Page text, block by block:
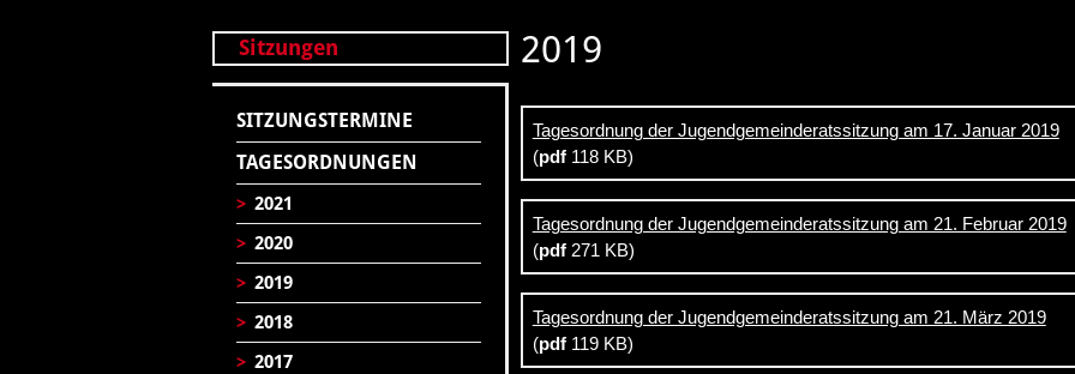
Sitzungen
SITZUNGSTERMINE
TAGESORDNUNGEN
> 2021
> 2020
> 2019
> 2018
> 2017
2019
Tagesordnung der Jugendgemeinderatssitzung am 17. Januar 2019
(pdf118 KB)
Tagesordnung der Jugendgemeinderatssitzung am 21. Februar 2019
(pdf271 KB)
Tagesordnung der Jugendgemeinderatssitzung am 21. März 2019
(pdf119 KB)